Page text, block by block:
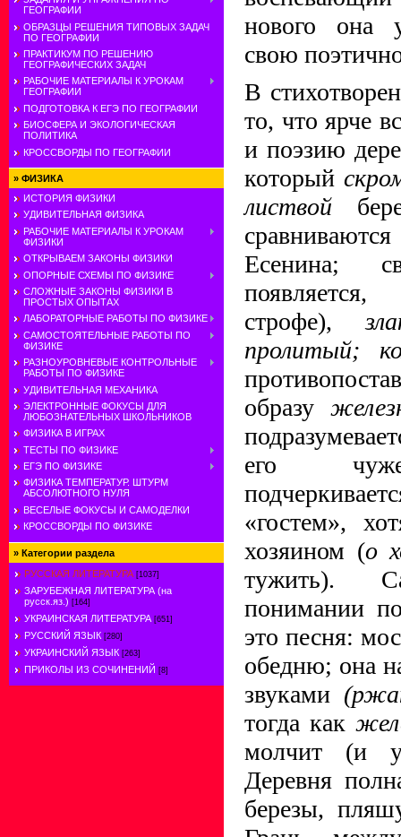
ГЕОГРАФИИ
ОБРАЗЦЫ РЕШЕНИЯ ТИПОВЫХ ЗАДАЧ
ПО ГЕОГРАФИИ
ПРАКТИКУМ ПО РЕШЕНИЮ
ГЕОГРАФИЧЕСКИХ ЗАДАЧ
РАБОЧИЕ МАТЕРИАЛЫ К УРОКАМ
ГЕОГРАФИИ
ПОДГОТОВКА К ЕГЭ ПО ГЕОГРАФИИ
БИОСФЕРА И ЭКОЛОГИЧЕСКАЯ
ПОЛИТИКА
КРОССВОРДЫ ПО ГЕОГРАФИИ
» ФИЗИКА
ИСТОРИЯ ФИЗИКИ
УДИВИТЕЛЬНАЯ ФИЗИКА
РАБОЧИЕ МАТЕРИАЛЫ К УРОКАМ
ФИЗИКИ
ОТКРЫВАЕМ ЗАКОНЫ ФИЗИКИ
ОПОРНЫЕ СХЕМЫ ПО ФИЗИКЕ
СЛОЖНЫЕ ЗАКОНЫ ФИЗИКИ В
ПРОСТЫХ ОПЫТАХ
ЛАБОРАТОРНЫЕ РАБОТЫ ПО ФИЗИКЕ
САМОСТОЯТЕЛЬНЫЕ РАБОТЫ ПО
ФИЗИКЕ
РАЗНОУРОВНЕВЫЕ КОНТРОЛЬНЫЕ
РАБОТЫ ПО ФИЗИКЕ
УДИВИТЕЛЬНАЯ МЕХАНИКА
ЭЛЕКТРОННЫЕ ФОКУСЫ ДЛЯ
ЛЮБОЗНАТЕЛЬНЫХ ШКОЛЬНИКОВ
ФИЗИКА В ИГРАХ
ТЕСТЫ ПО ФИЗИКЕ
ЕГЭ ПО ФИЗИКЕ
ФИЗИКА ТЕМПЕРАТУР. ШТУРМ
АБСОЛЮТНОГО НУЛЯ
ВЕСЕЛЫЕ ФОКУСЫ И САМОДЕЛКИ
КРОССВОРДЫ ПО ФИЗИКЕ
» Категории раздела
РУССКАЯ ЛИТЕРАТУРА [1037]
ЗАРУБЕЖНАЯ ЛИТЕРАТУРА (на
русск.яз.) [164]
УКРАИНСКАЯ ЛИТЕРАТУРА [651]
РУССКИЙ ЯЗЫК [280]
УКРАИНСКИЙ ЯЗЫК [263]
ПРИКОЛЫ ИЗ СОЧИНЕНИЙ [8]
нового она
свою
В
то, что ярче
и поэзию
который
листвой
Есенина;
строфе),
пролитый;
образу
его
«гостем»,
хозяином (о
тужить).
понимании
это песня:
обедню; она
звуками
тогда как
молчит (и
Деревня
березы,